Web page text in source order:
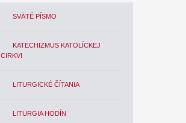
SVÄTÉ PÍSMO
KATECHIZMUS KATOLÍCKEJ
CIRKVI
LITURGICKÉ ČÍTANIA
LITURGIA HODÍN